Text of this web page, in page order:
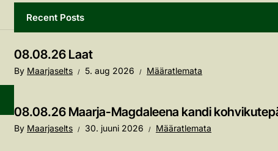
Recent Posts
08.08.26 Laat
By Maarjaselts 5. aug 2026 Määratlemata
08.08.26 Maarja-Magdaleena kandi
By Maarjaselts 30. juuni 2026 Määratlemata